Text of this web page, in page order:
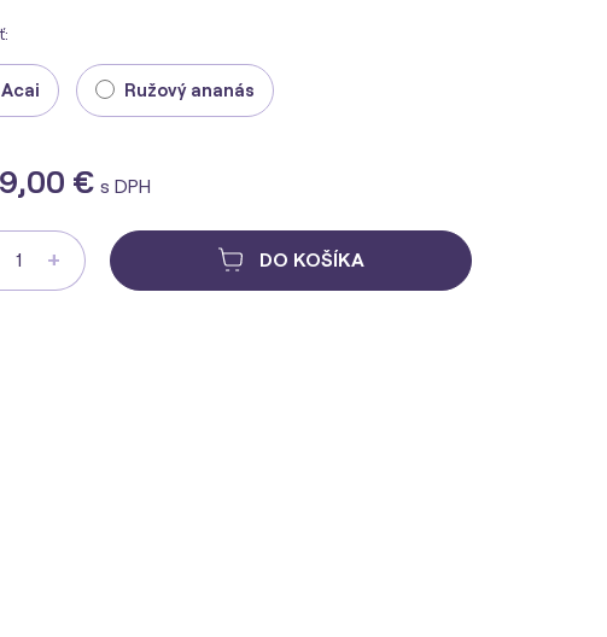
Acai Ružový ananás
€ s DPH
+ DO KOŠÍKA